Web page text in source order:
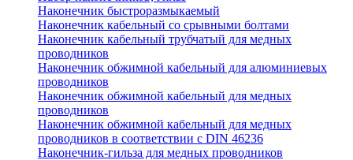
Наконечник быстроразмыкаемый
Наконечник кабельный со срывными болтами
Наконечник кабельный трубчатый для медных
проводников
Наконечник обжимной кабельный для алюминиевых
проводников
Наконечник обжимной кабельный для медных
проводников
Наконечник обжимной кабельный для медных
проводников в соответствии с DIN 46236
Наконечник-гильза для медных проводников